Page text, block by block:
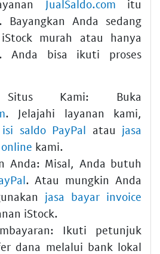
JualSaldo.com itu
Bayangkan Anda sedang
murah atau hanya
Anda bisa ikuti proses
Situs Kami: Buka
. Jelajahi layanan kami,
saldo PayPal atau jasa
kami.
Anda: Misal, Anda butuh
. Atau mungkin Anda
jasa bayar invoice
iStock.
Ikuti petunjuk
dana melalui bank lokal